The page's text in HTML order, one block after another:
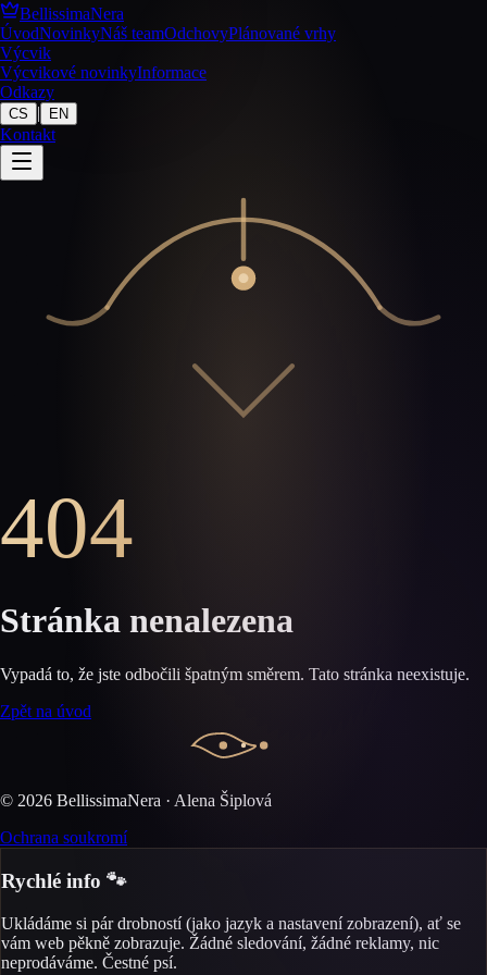
BellissimaNera
ÚvodNovinkyNáš teamOdchovyPlánované vrhy
Výcvik
Výcvikové novinkyInformace
Odkazy
CS | EN
Kontakt
404
Stránka nenalezena
Vypadá to, že jste odbočili špatným směrem. Tato stránka neexistuje.
Zpět na úvod
© 2026 BellissimaNera · Alena Šiplová
Ochrana soukromí
Rychlé info 🐾
Ukládáme si pár drobností (jako jazyk a nastavení zobrazení), ať se
vám web pěkně zobrazuje. Žádné sledování, žádné reklamy, nic
neprodáváme. Čestné psí.